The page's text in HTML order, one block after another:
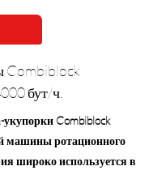
Combiblock
бут/ч.
Combiblock
машины ротационного
широко используется в